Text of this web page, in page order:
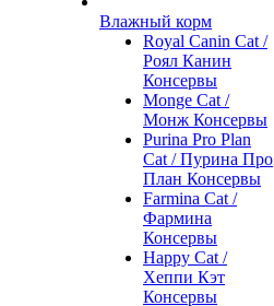
Влажный корм
Royal Canin Cat /
Роял Канин
Консервы
Monge Cat /
Монж Консервы
Purina Pro Plan
Cat / Пурина Про
План Консервы
Farmina Cat /
Фармина
Консервы
Happy Cat /
Хеппи Кэт
Консервы